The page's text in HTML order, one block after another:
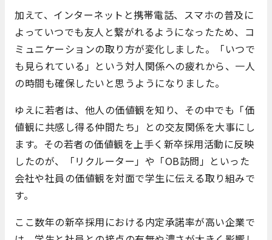
加えて、インターネットと携帯電話、スマホの普及に
よっていつでも友人と繋がれるようになったため、コ
ミュニケーションの取り方が変化しました。「いつで
も見られている」という対人関係への疲れから、一人
の時間も確保したいと思うようになりました。
ゆえに若者は、他人の価値観を知り、その中でも「価
値観に共感し得る仲間たち」との交友関係を大事にし
ます。その若者の価値観を上手く新卒採用活動に反映
したのが、「リクルーター」や「OB訪問」といった
会社や社員の価値観を対面で学生に伝える取り組みで
す。
ここ数年の新卒採用における内定承諾率が高い企業で